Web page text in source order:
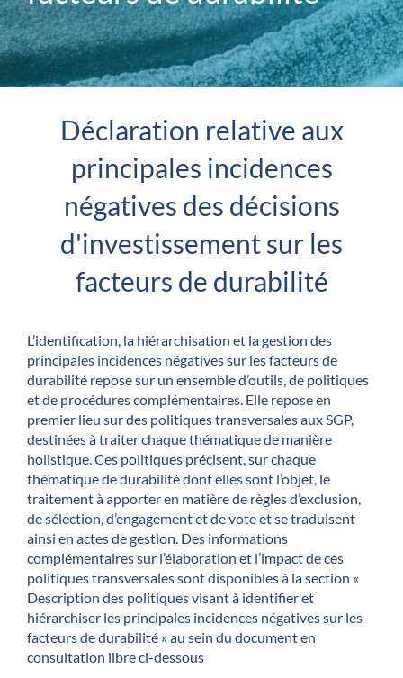
Déclaration relative aux
principales incidences
négatives des décisions
d'investissement sur les
facteurs de durabilité
L’identification, la hiérarchisation et la gestion des
principales incidences négatives sur les facteurs de
durabilité repose sur un ensemble d’outils, de politiques
et de procédures complémentaires. Elle repose en
premier lieu sur des politiques transversales aux SGP,
destinées à traiter chaque thématique de manière
holistique. Ces politiques précisent, sur chaque
thématique de durabilité dont elles sont l’objet, le
traitement à apporter en matière de règles d’exclusion,
de sélection, d’engagement et de vote et se traduisent
ainsi en actes de gestion. Des informations
complémentaires sur l’élaboration et l’impact de ces
politiques transversales sont disponibles à la section «
Description des politiques visant à identifier et
hiérarchiser les principales incidences négatives sur les
facteurs de durabilité » au sein du document en
consultation libre ci-dessous